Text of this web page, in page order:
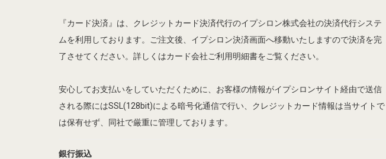
『カード決済』は、クレジットカード決済代行のイプシロン株式会社の決済代行システ
ムを利用しております。ご注文後、イプシロン決済画面へ移動いたしますので決済を完
了させてください。詳しくはカード会社ご利用明細書をご覧ください。
安心してお支払いをしていただくために、お客様の情報がイプシロンサイト経由で送信
される際にはSSL(128bit)による暗号化通信で行い、クレジットカード情報は当サイトで
は保有せず、同社で厳重に管理しております。
銀行振込